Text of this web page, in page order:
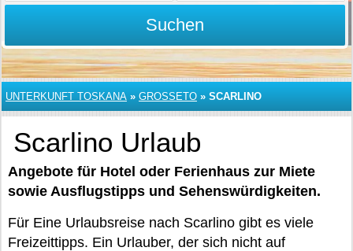
Suchen
UNTERKUNFT TOSKANA » GROSSETO » SCARLINO
Scarlino Urlaub
Angebote für Hotel oder Ferienhaus zur Miete
sowie Ausflugstipps und Sehenswürdigkeiten.
Für Eine Urlaubsreise nach Scarlino gibt es viele
Freizeittipps. Ein Urlauber, der sich nicht auf